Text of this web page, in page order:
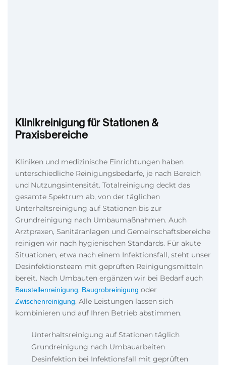
Klinikreinigung für Stationen &
Praxisbereiche
Kliniken und medizinische Einrichtungen haben
unterschiedliche Reinigungsbedarfe, je nach Bereich
und Nutzungsintensität. Totalreinigung deckt das
gesamte Spektrum ab, von der täglichen
Unterhaltsreinigung auf Stationen bis zur
Grundreinigung nach Umbaumaßnahmen. Auch
Arztpraxen, Sanitäranlagen und Gemeinschaftsbereiche
reinigen wir nach hygienischen Standards. Für akute
Situationen, etwa nach einem Infektionsfall, steht unser
Desinfektionsteam mit geprüften Reinigungsmitteln
bereit. Nach Umbauten ergänzen wir bei Bedarf auch
Baustellenreinigung, Baugrobreinigung oder
Zwischenreinigung. Alle Leistungen lassen sich
kombinieren und auf Ihren Betrieb abstimmen.
Unterhaltsreinigung auf Stationen täglich
Grundreinigung nach Umbauarbeiten
Desinfektion bei Infektionsfall mit geprüften